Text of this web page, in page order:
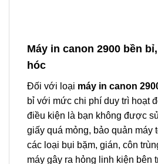
Máy in canon 2900 bền
hóc
Đối với loại máy in canon
bỉ với mức chi phí duy trì hoạt
điều kiện là bạn không được
giấy quá mỏng, bảo quản máy
các loại bụi bặm, gián, côn
máy gây ra hỏng linh kiện bên